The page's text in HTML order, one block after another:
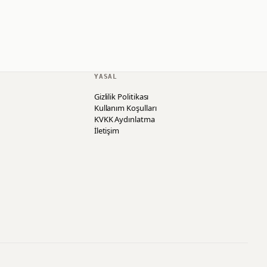
YASAL
Gizlilik Politikası
Kullanım Koşulları
KVKK Aydınlatma
İletişim